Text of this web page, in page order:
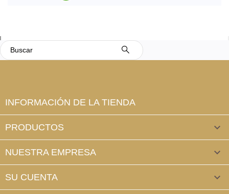
INFORMACIÓN DE LA TIENDA
PRODUCTOS 
NUESTRA EMPRESA 
SU CUENTA 